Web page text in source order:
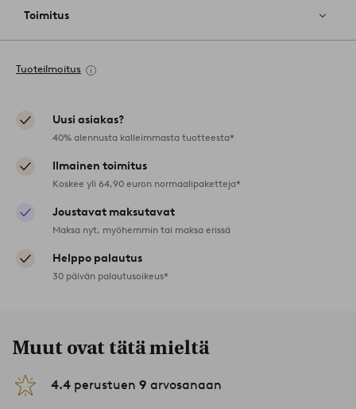
Toimitus
Tuoteilmoitus
Uusi asiakas?
40% alennusta kalleimmasta tuotteesta*
Ilmainen toimitus
Koskee yli 64,90 euron normaalipaketteja*
Joustavat maksutavat
Maksa nyt, myöhemmin tai maksa erissä
Helppo palautus
30 päivän palautusoikeus*
Muut ovat tätä mieltä
4.4 perustuen 9 arvosanaan